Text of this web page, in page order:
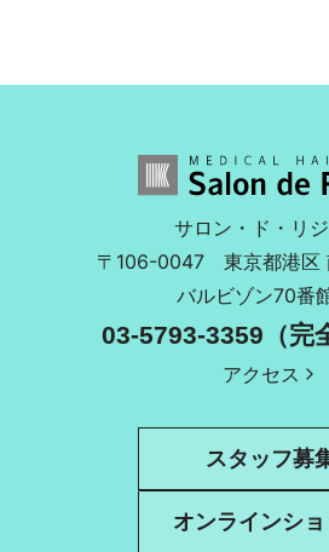
サロン・ド・リ
〒106-0047 東京都港区
バルビゾン70番
03-5793-3359（完
アクセス
スタッフ募
オンラインシ